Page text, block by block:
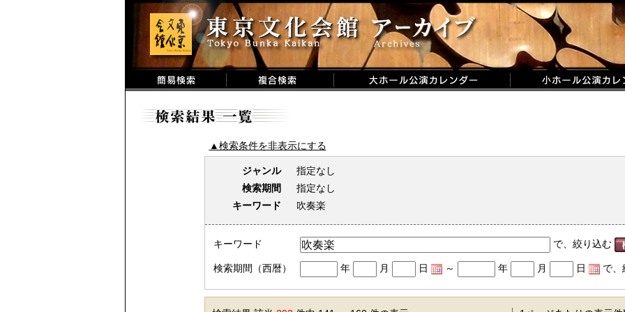
▲検索条件を非表示にする
ジャンル
指定なし
検索期間
指定なし
キーワード
吹奏楽
キーワード で、絞り込む
検索期間（西暦） 年 月 日 ～ 年 月 日 で